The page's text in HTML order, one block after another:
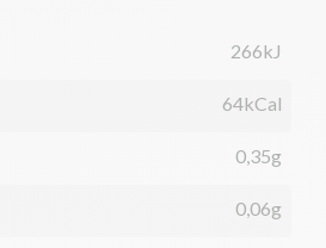
266kJ
64kCal
0,35g
0,06g